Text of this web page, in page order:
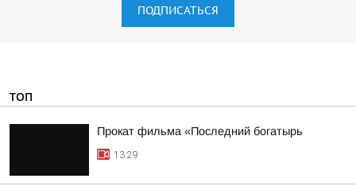
ПОДПИСАТЬСЯ
ТОП
Прокат фильма «Последний богатырь
13:29